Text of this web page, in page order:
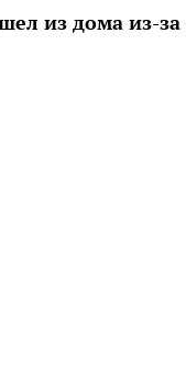
из дома из-за